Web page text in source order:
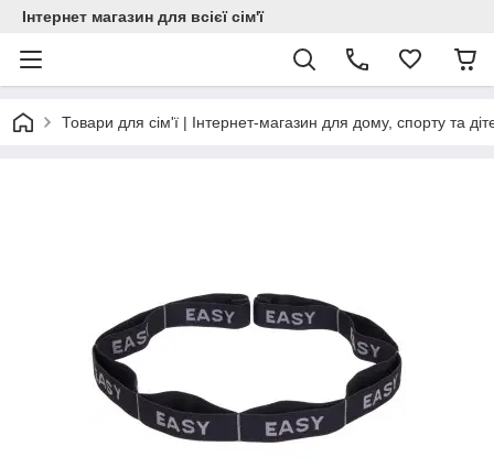
Інтернет магазин для всієї сім'ї
Товари для сім'ї | Інтернет-магазин для дому, спорту та